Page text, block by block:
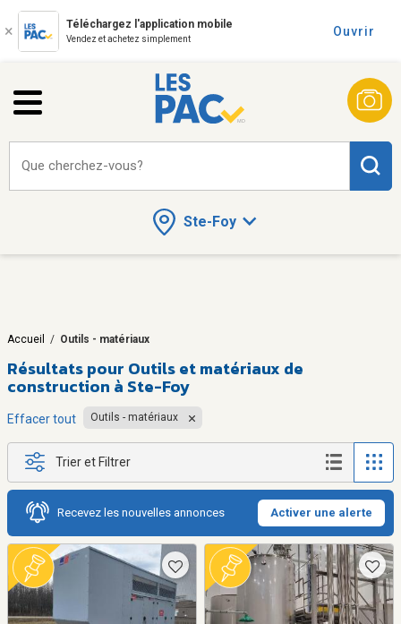
Téléchargez l'application mobile
Vendez et achetez simplement
Ouvrir
Ste-Foy
Que cherchez-vous?
Accueil / Outils - matériaux
Résultats pour Outils et matériaux de
construction à Ste-Foy
Effacer tout Outils - matériaux
Trier et Filtrer
Recevez les nouvelles annonces Activer une alerte